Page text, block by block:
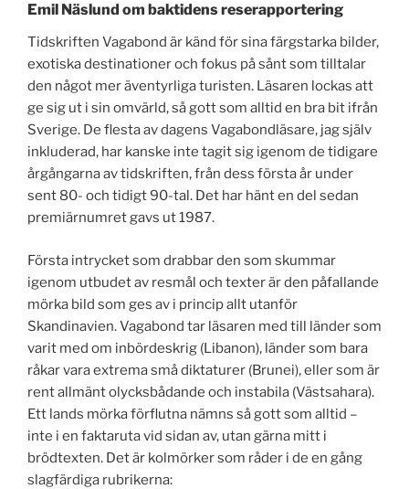
Emil Näslund om baktidens reserapportering
Tidskriften Vagabond är känd för sina färgstarka bilder,
exotiska destinationer och fokus på sånt som tilltalar
den något mer äventyrliga turisten. Läsaren lockas att
ge sig ut i sin omvärld, så gott som alltid en bra bit ifrån
Sverige. De flesta av dagens Vagabondläsare, jag själv
inkluderad, har kanske inte tagit sig igenom de tidigare
årgångarna av tidskriften, från dess första år under
sent 80- och tidigt 90-tal. Det har hänt en del sedan
premiärnumret gavs ut 1987.
Första intrycket som drabbar den som skummar
igenom utbudet av resmål och texter är den påfallande
mörka bild som ges av i princip allt utanför
Skandinavien. Vagabond tar läsaren med till länder som
varit med om inbördeskrig (Libanon), länder som bara
råkar vara extrema små diktaturer (Brunei), eller som är
rent allmänt olycksbådande och instabila (Västsahara).
Ett lands mörka förflutna nämns så gott som alltid –
inte i en faktaruta vid sidan av, utan gärna mitt i
brödtexten. Det är kolmörker som råder i de en gång
slagfärdiga rubrikerna: